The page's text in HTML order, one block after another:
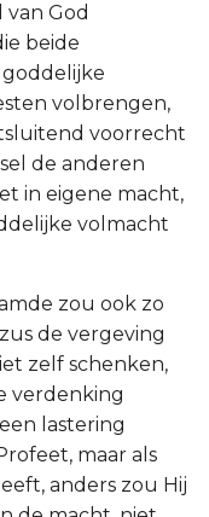
God
beide
volbrengen,
voorrecht
de anderen
in eigene macht,
volmacht
zou ook zo
de vergeving
zelf schenken,
verdenking
lastering
maar als
anders zou Hij